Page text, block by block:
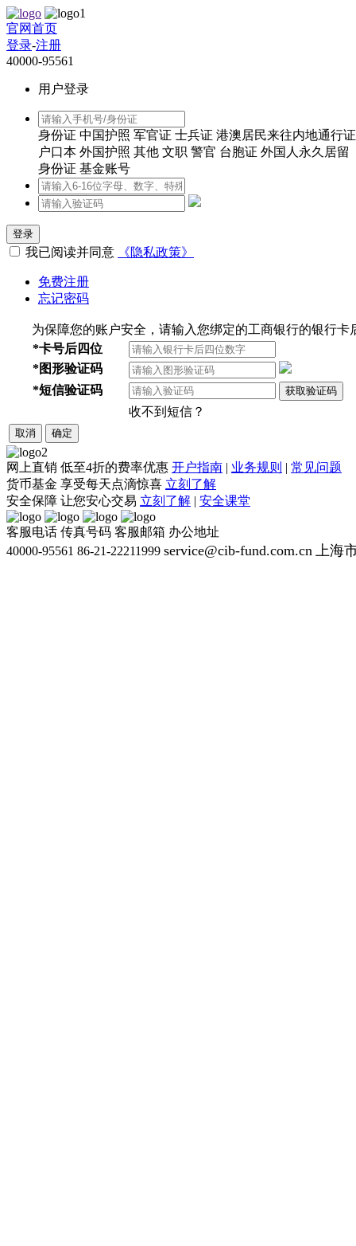
官网首页
登录-注册
40000-95561
用户登录
身份证 中国护照 军官证 士兵证 港澳居民来往内地通行证
户口本 外国护照 其他 文职 警官 台胞证 外国人永久居留
身份证 基金账号
登录
我已阅读并同意 《隐私政策》
免费注册
忘记密码
为保障您的账户安全，请输入您绑定的工商银行的银行卡
*卡号后四位
*图形验证码
*短信验证码 获取验证码
收不到短信？
取消 确定
网上直销 低至4折的费率优惠 开户指南 | 业务规则 | 常见问题
货币基金 享受每天点滴惊喜 立刻了解
安全保障 让您安心交易 立刻了解 | 安全课堂
客服电话 传真号码 客服邮箱 办公地址
40000-95561 86-21-22211999 service@cib-fund.com.cn 上海